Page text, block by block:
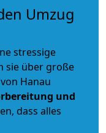
Umzug
stressige
sie über große
Hanau
und
dass alles